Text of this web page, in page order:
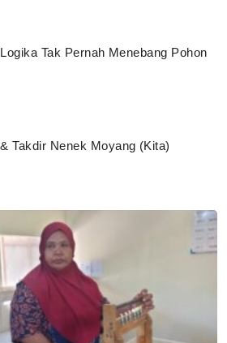
Tak Pernah Menebang Pohon
Takdir Nenek Moyang (Kita)